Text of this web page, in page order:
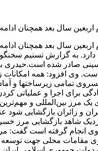
سال بعد همچنان ادامه
سال بعد همچنان ادامه
به گزارش تسنیم سخنگوی
تاکنون بیش از 2 میلیون و 300 هزار روادید برای زائران
در حال انجام است. وی افزود:
تمامی زیرساختها و
اجرا و عملیاتی کردن
مرز بین‌المللی و
و زائران بازگشایی شود
نزدیک شاهد بازگشایی
انجام گرفته است گفت:
مقامات محلی جهت توسعه